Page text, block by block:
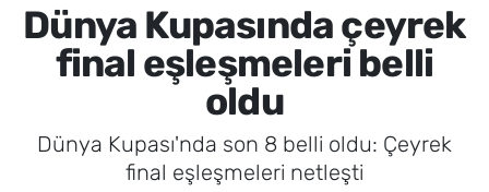
Dünya Kupasında çeyrek
final eşleşmeleri belli
oldu
Dünya Kupası'nda son 8 belli oldu: Çeyrek
final eşleşmeleri netleşti